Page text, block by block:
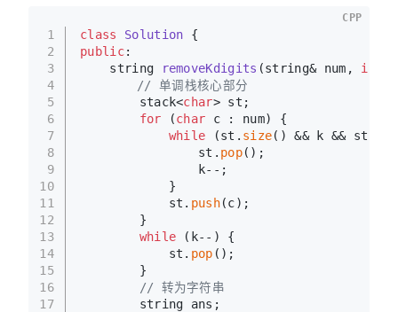
1
2
3
4
5
6
7
8
9
10
11
12
13
14
15
16
17
class Solution {
public:
string
removeKdigits (string& num, int
// 单调栈核心部分
        stack<
char> st;
for (char c : num) {
while (st. size() && k && st.
                st.
pop();
                k--;
            }
            st.
push(c);
        }
while (k--) {
            st.
pop ();
        }
// 转为字符串
        string ans;
CPP